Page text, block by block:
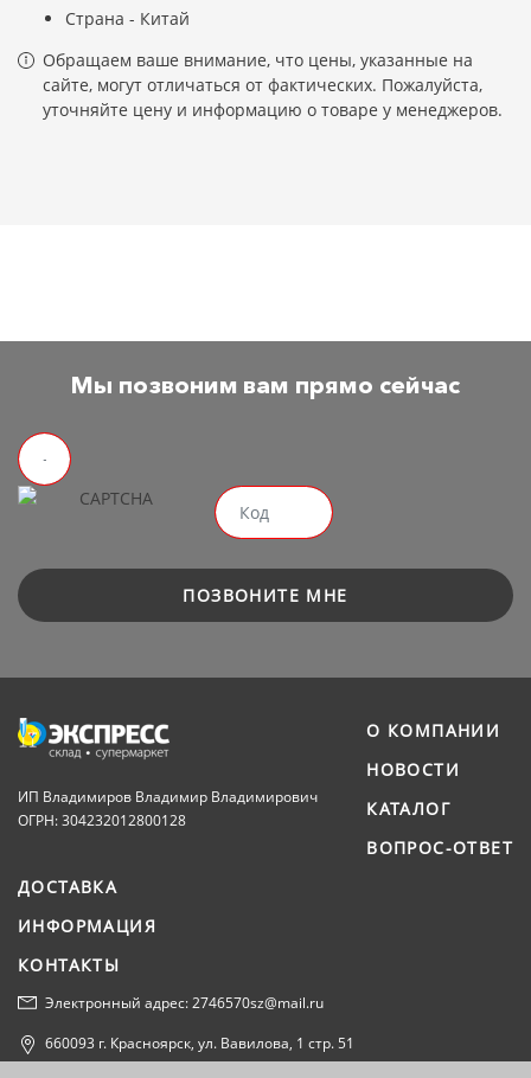
Страна - Китай
Обращаем ваше внимание, что цены, указанные на
сайте, могут отличаться от фактических. Пожалуйста,
уточняйте цену и информацию о товаре у менеджеров.
Мы позвоним вам прямо сейчас
ПОЗВОНИТЕ МНЕ
ИП Владимиров Владимир Владимирович
ОГРН: 304232012800128
О КОМПАНИИ
НОВОСТИ
КАТАЛОГ
ВОПРОС-ОТВЕТ
ДОСТАВКА
ИНФОРМАЦИЯ
КОНТАКТЫ
Электронный адрес: 2746570sz@mail.ru
660093 г. Красноярск, ул. Вавилова, 1 стр. 51